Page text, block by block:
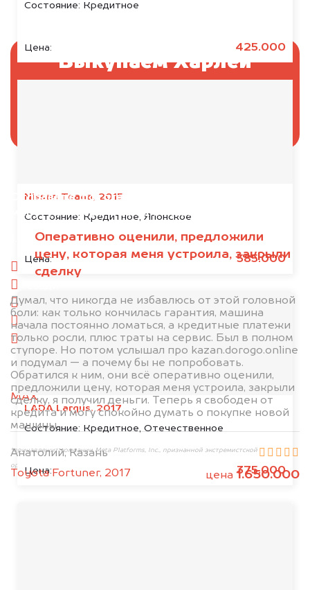
Состояние: Кредитное
Цена: 425.000
Nissan Teana, 2015
Состояние: Кредитное, Японское
Цена: 585.000
LADA Largus, 2017
Состояние: Кредитное, Отечественное
Цена: 375.000
Оперативно оценили, предложили
цену, которая меня устроила, закрыли
сделку
Думал, что никогда не избавлюсь от этой головной
боли: как только кончилась гарантия, машина
начала постоянно ломаться, а кредитные платежи
только росли, плюс траты на сервис. Был в полном
ступоре. Но потом услышал про kazan.dorogo.online
и подумал — а почему бы не попробовать.
Обратился к ним, они всё оперативно оценили,
предложили цену, которая меня устроила, закрыли
сделку, я получил деньги. Теперь я свободен от
кредита и могу спокойно думать о покупке новой
машины.
Анатолий, Казань
Toyota Fortuner, 2017
цена 1.650.000
Выкупаем Харлей
Отправьте фотографии автомобиля — через
минуту эксперт-оценщик назовёт сумму.
1. Сфотографируйте машину:
спереди
слева
справа
салон
2. Отправьте фотографии на номер
+79584983298 по WhatsApp*, в мессенджер
MAXили на электронную почту
info@dorogo.online
*принадлежит компании Meta Platforms, Inc., признанной экстремистской
организацией и запрещённой на территории РФ